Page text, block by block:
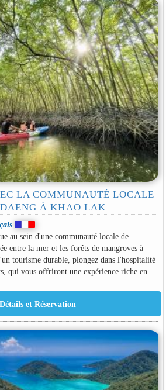
LA COMMUNAUTÉ LOCALE
À KHAO LAK
au sein d'une communauté locale de
entre la mer et les forêts de mangroves à
tourisme durable, plongez dans l'hospitalité
qui vous offriront une expérience riche en